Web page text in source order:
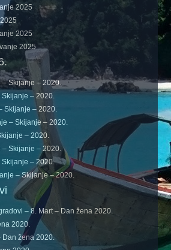
2025
2025
2025
– Skijanje – 2020.
Skijanje – 2020.
Skijanje – 2020.
– Skijanje – 2020.
– 2020.
– Skijanje – 2020.
Skijanje – 2020.
– Skijanje – 2020.
– 8. Mart – Dan žena 2020.
2020.
Dan žena 2020.